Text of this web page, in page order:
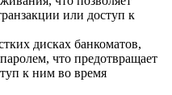
или доступ к
дисках банкоматов,
что предотвращает
к ним во время